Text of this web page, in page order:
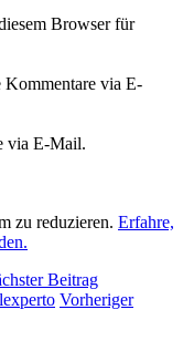
Browser für
Kommentare via E-
via E-Mail.
zu reduzieren. Erfahre,
Beitrag
Vorheriger